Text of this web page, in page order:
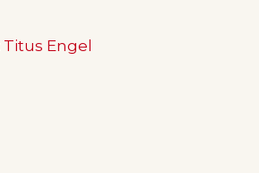
Titus Engel